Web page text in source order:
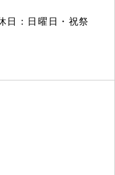
日：日曜日・祝祭